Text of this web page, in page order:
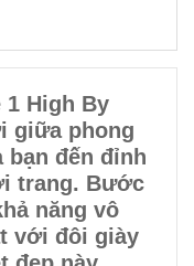
High By
giữa phong
bạn đến đỉnh
trang. Bước
năng vô
với đôi giày